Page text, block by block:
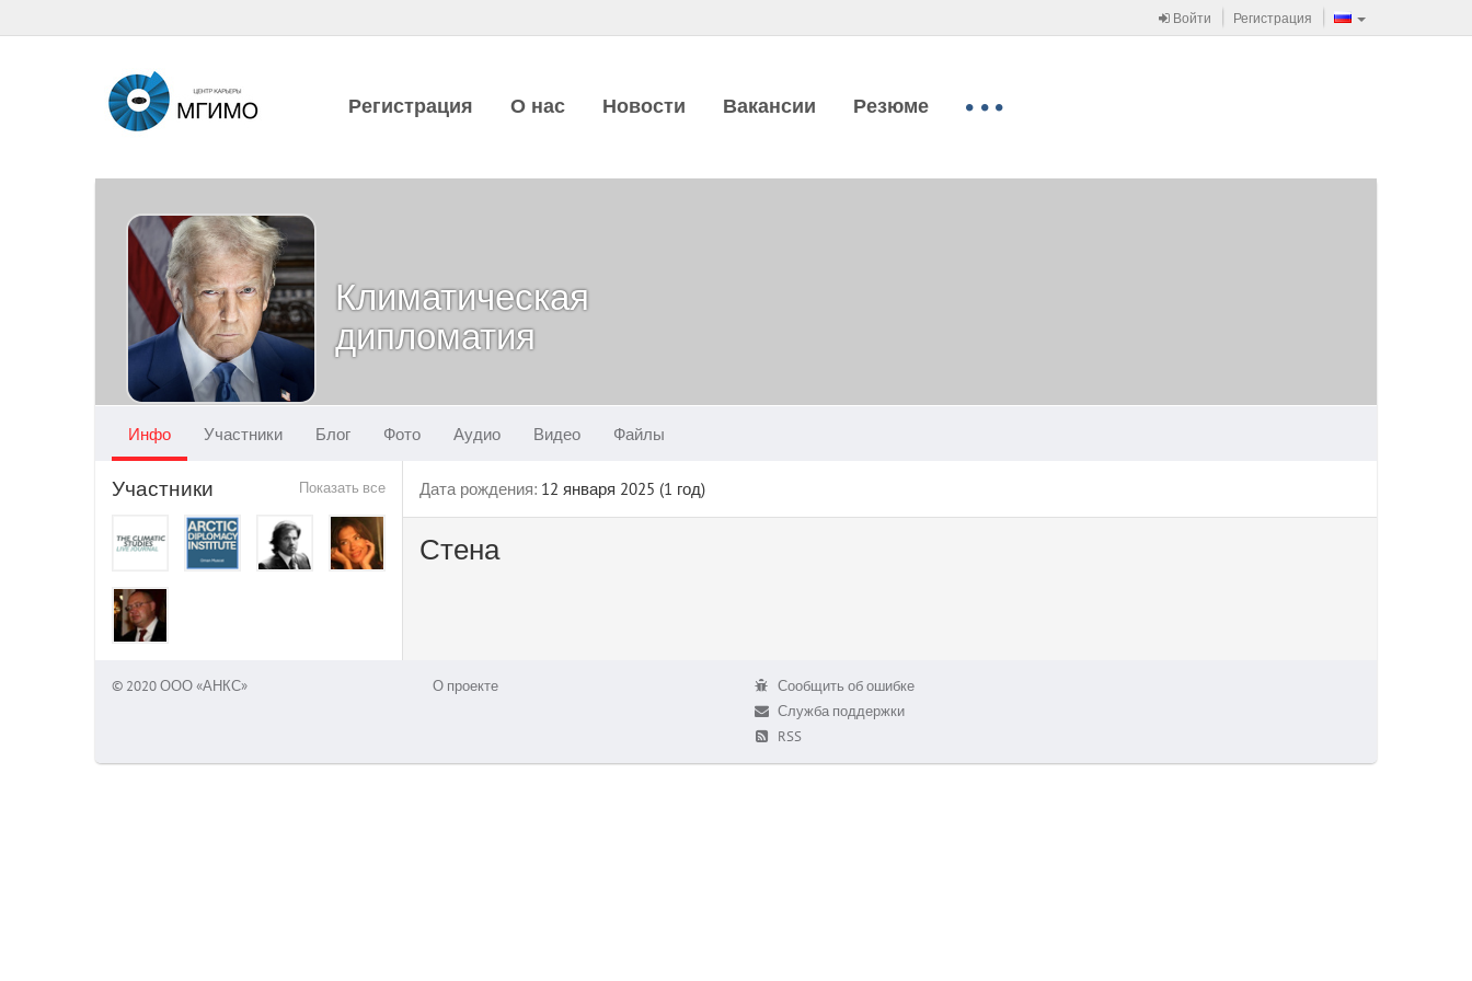
Войти Регистрация
Регистрация О нас Новости Вакансии Резюме
Климатическая
дипломатия
Инфо Участники Блог Фото Аудио Видео Файлы
Показать все
Участники Дата рождения: 12 января 2025 (1 год)
Стена
© 2020 ООО «АНКС» О проекте
Сообщить об ошибке
Служба поддержки
RSS